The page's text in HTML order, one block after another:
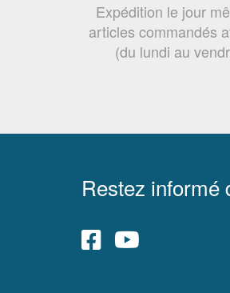
Expédition le jour
articles commandés
(du lundi au
Restez informé